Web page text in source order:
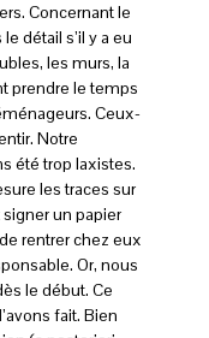
Concernant le
détail s’il y a eu
les murs, la
prendre le temps
Ceux-
Notre
été trop laxistes.
les traces sur
un papier
rentrer chez eux
Or, nous
le début. Ce
fait. Bien